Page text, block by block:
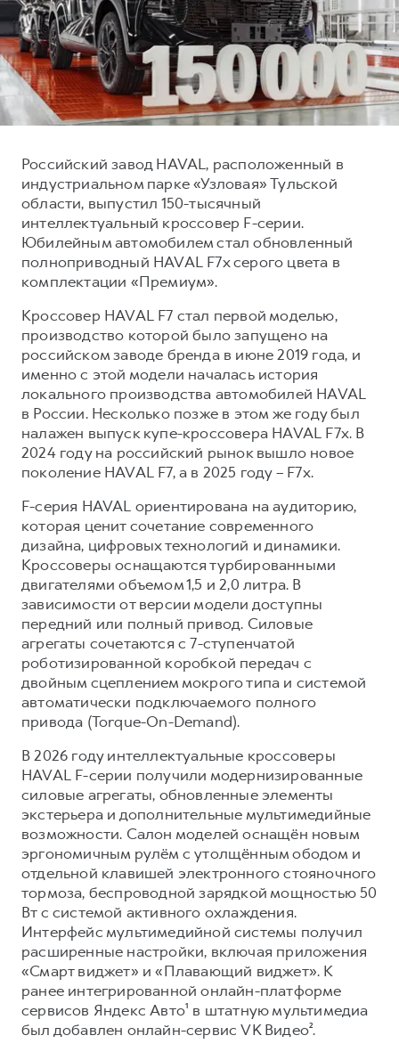
DARGO
от 3 199 000 ₽
DARGO X
от 3 499 000 ₽
от 2 899 000 ₽ от 3 599 000 ₽
POER
от 3 449 000 ₽
Тест-драйв
Трейд-ин
КРЕДИТ И СТРАХОВАНИЕ
Страхование
Кредит
КОРПОРАТИВНЫМ КЛИЕНТАМ
Для малого бизнеса
Корпоративным клиентам
Крупным корпоративным клиентам
Система управления автопарком
Сервис для корпоративных клиентов
HAVAL Лизинг
Автомобильные аксессуары
Коллекция CITY
Коллекция Базовая
Коллекция Детская
СЕРВИСНОЕ ОБСЛУЖИВАНИЕ
Нулевое ТО
Программа «Помощь на дороге»
Регламенты технического обслуживания
ПОДДЕРЖКА
GWM Безопасность
Гарантия HAVAL
Мобильное приложение GWM
Программа «HAVAL Защита+»
Руководства по эксплуатации
Подписки
Автомобильные аксессуары
Коллекция Базовая
Коллекция Детская
О дилере
Контакты
Наша команда
Российский завод HAVAL, расположенный в
индустриальном парке «Узловая» Тульской
области, выпустил 150-тысячный
интеллектуальный кроссовер F-серии.
Юбилейным автомобилем стал обновленный
полноприводный HAVAL F7x серого цвета в
комплектации «Премиум».
Кроссовер HAVAL F7 стал первой моделью,
производство которой было запущено на
российском заводе бренда в июне 2019 года, и
именно с этой модели началась история
локального производства автомобилей HAVAL
в России. Несколько позже в этом же году был
налажен выпуск купе-кроссовера HAVAL F7x. В
2024 году на российский рынок вышло новое
поколение HAVAL F7, а в 2025 году – F7x.
F-серия HAVAL ориентирована на аудиторию,
которая ценит сочетание современного
дизайна, цифровых технологий и динамики.
Кроссоверы оснащаются турбированными
двигателями объемом 1,5 и 2,0 литра. В
зависимости от версии модели доступны
передний или полный привод. Силовые
агрегаты сочетаются с 7-ступенчатой
роботизированной коробкой передач с
двойным сцеплением мокрого типа и системой
автоматически подключаемого полного
привода (Torque-On-Demand).
В 2026 году интеллектуальные кроссоверы
HAVAL F-серии получили модернизированные
силовые агрегаты, обновленные элементы
экстерьера и дополнительные мультимедийные
возможности. Салон моделей оснащён новым
эргономичным рулём с утолщённым ободом и
отдельной клавишей электронного стояночного
тормоза, беспроводной зарядкой мощностью 50
Вт с системой активного охлаждения.
Интерфейс мультимедийной системы получил
расширенные настройки, включая приложения
«Смарт виджет» и «Плавающий виджет». К
ранее интегрированной онлайн-платформе
сервисов Яндекс Авто¹ в штатную мультимедиа
был добавлен онлайн-сервис VK Видео².